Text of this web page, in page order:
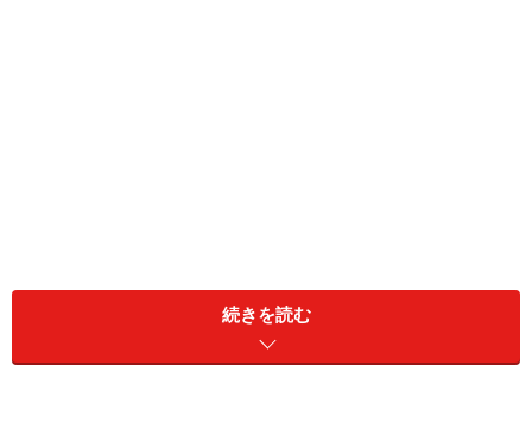
ているのか、そして現場ではどのように医療の“空白地
帯”を埋めているのかを、総合診療医として予防医療にも
続きを読む